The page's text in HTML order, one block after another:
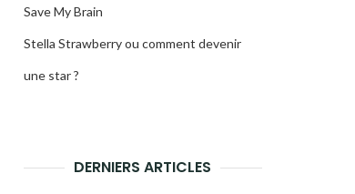
Save My Brain
Stella Strawberry ou comment devenir
une star ?
DERNIERS ARTICLES